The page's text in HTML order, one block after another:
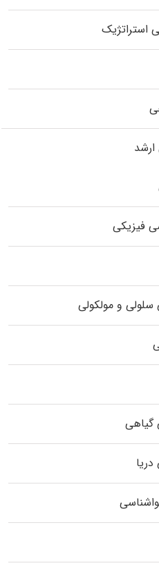
استراتژیک
فیزیکی
و مولکولی
گیاهی